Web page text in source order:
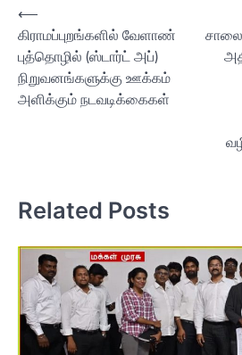
Post
navigation
⟵
கிராமப்புறங்களில் வேளாண்
புத்தொழில் (ஸ்டார்ட் அப்)
நிறுவனங்களுக்கு ஊக்கம்
அளிக்கும் நடவடிக்கைகள்
சாலை
Related Posts